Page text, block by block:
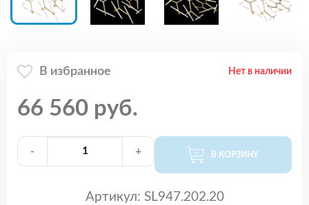
В избранное Нет в наличии
66 560 руб.
- + В КОРЗИНУ
Артикул: SL947.202.20